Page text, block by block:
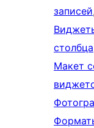
записей,
столбца
Макет